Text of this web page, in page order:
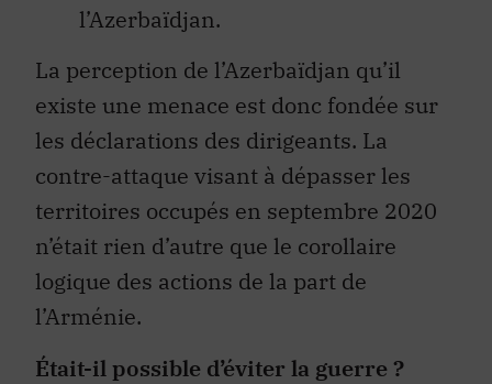
l’Azerbaïdjan.
La perception de l’Azerbaïdjan qu’il
existe une menace est donc fondée sur
les déclarations des dirigeants. La
contre-attaque visant à dépasser les
territoires occupés en septembre 2020
n’était rien d’autre que le corollaire
logique des actions de la part de
l’Arménie.
Était-il possible d’éviter la guerre ?